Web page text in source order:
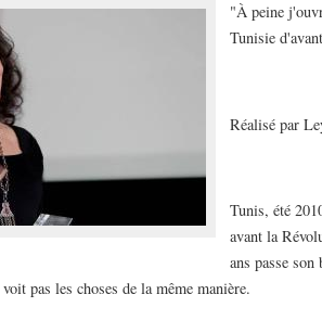
"À peine
Tunisie
Réalisé par
Tunis, été
avant la
ans passe
pas les choses de la même manière.